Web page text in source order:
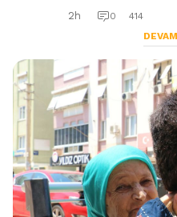
açabileceğini
2h 0
414